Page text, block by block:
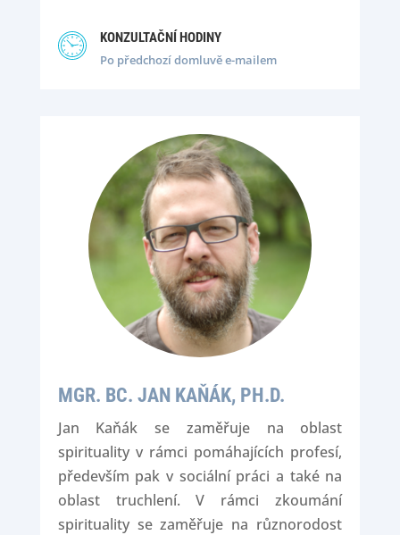
KONZULTAČNÍ HODINY
Po předchozí domluvě e-mailem
MGR. BC. JAN KAŇÁK, PH.D.
Jan Kaňák se zaměřuje na oblast
spirituality v rámci pomáhajících profesí,
především pak v sociální práci a také na
oblast truchlení. V rámci zkoumání
spirituality se zaměřuje na různorodost